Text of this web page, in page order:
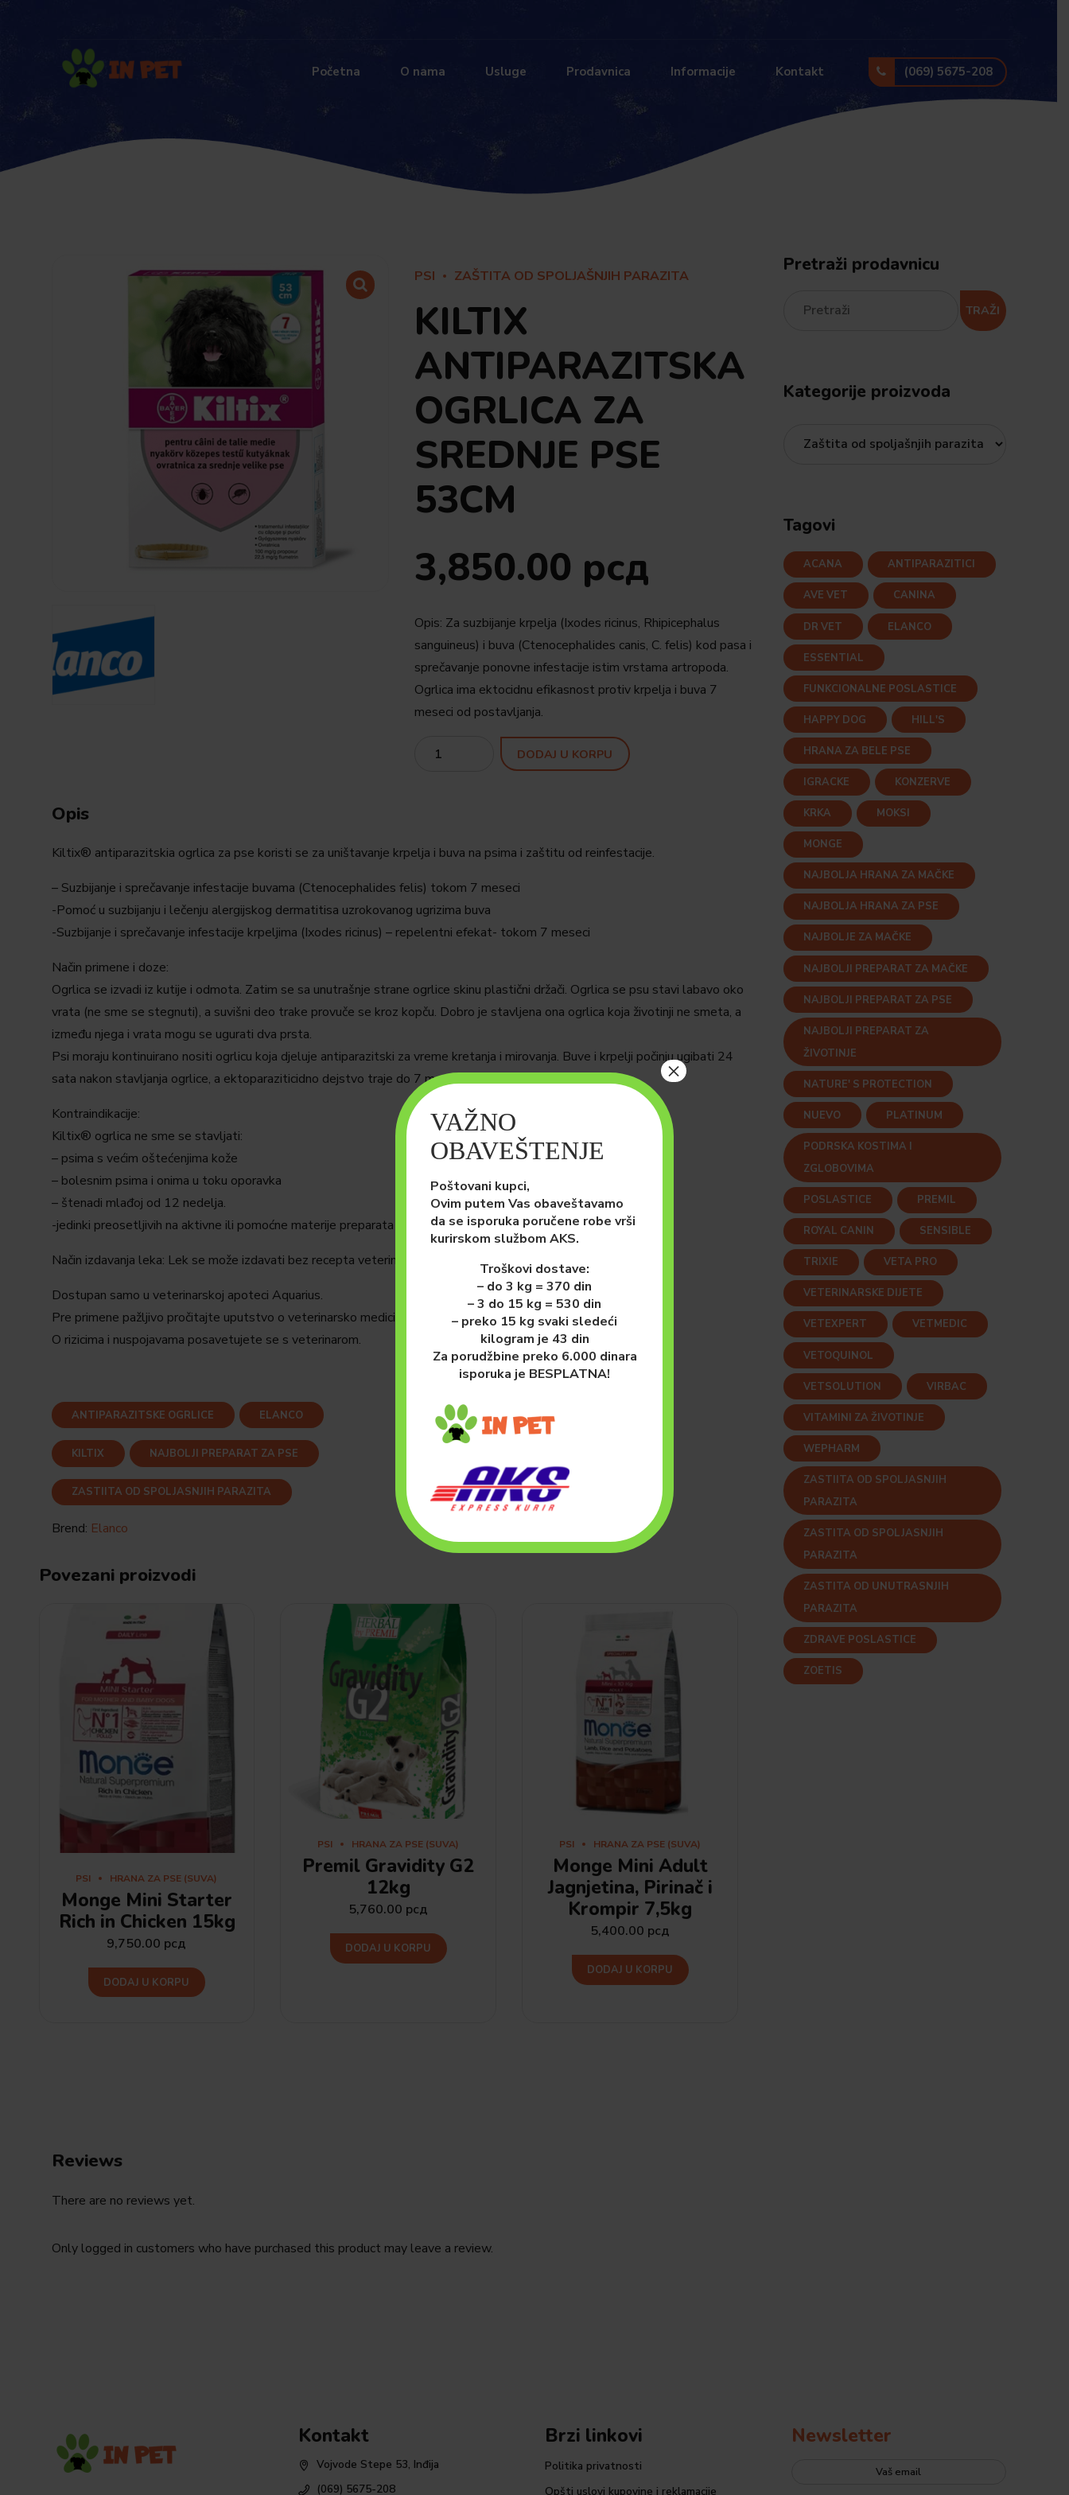
(069) 5675-208
Početna O nama Usluge Prodavnica Informacije Kontakt
PSI ZAŠTITA OD SPOLJAŠNJIH PARAZITA
KILTIX
ANTIPARAZITSKA
OGRLICA ZA
SREDNJE PSE
53CM
3,850.00 рсд
Opis: Za suzbijanje krpelja (Ixodes ricinus, Rhipicephalus
sanguineus) i buva (Ctenocephalides canis, C. felis) kod pasa i
sprečavanje ponovne infestacije istim vrstama artropoda.
Ogrlica ima ektocidnu efikasnost protiv krpelja i buva 7
meseci od postavljanja.
Quantity
DODAJ U KORPU
Opis
Kiltix® antiparazitskia ogrlica za pse koristi se za uništavanje krpelja i buva na psima i zaštitu od reinfestacije.
– Suzbijanje i sprečavanje infestacije buvama (Ctenocephalides felis) tokom 7 meseci
-Pomoć u suzbijanju i lečenju alergijskog dermatitisa uzrokovanog ugrizima buva
-Suzbijanje i sprečavanje infestacije krpeljima (Ixodes ricinus) – repelentni efekat- tokom 7 meseci
Način primene i doze:
Ogrlica se izvadi iz kutije i odmota. Zatim se sa unutrašnje strane ogrlice skinu plastični držači. Ogrlica se psu stavi labavo oko
vrata (ne sme se stegnuti), a suvišni deo trake provuče se kroz kopču. Dobro je stavljena ona ogrlica koja životinji ne smeta, a
između njega i vrata mogu se ugurati dva prsta.
Psi moraju kontinuirano nositi ogrlicu koja djeluje antiparazitski za vreme kretanja i mirovanja. Buve i krpelji počinju ugibati 24
sata nakon stavljanja ogrlice, a ektoparaziticidno dejstvo traje do 7 meseci.
Kontraindikacije:
Kiltix® ogrlica ne sme se stavljati:
– psima s većim oštećenjima kože
– bolesnim psima i onima u toku oporavka
– štenadi mlađoj od 12 nedelja.
-jedinki preosetljivih na aktivne ili pomoćne materije preparata
Način izdavanja leka: Lek se može izdavati bez recepta veterinara.
Dostupan samo u veterinarskoj apoteci Aquarius.
Pre primene pažljivo pročitajte uputstvo o veterinarsko medicinskom proizvodu.
O rizicima i nuspojavama posavetujete se s veterinarom.
ANTIPARAZITSKE OGRLICE ELANCO
KILTIX NAJBOLJI PREPARAT ZA PSE
ZASTIITA OD SPOLJASNJIH PARAZITA
Brend: Elanco
Povezani proizvodi
PSI HRANA ZA PSE (SUVA)
Monge Mini Starter
Rich in Chicken 15kg
9,750.00 рсд
DODAJ U KORPU
PSI HRANA ZA PSE (SUVA)
Premil Gravidity G2
12kg
5,760.00 рсд
DODAJ U KORPU
PSI HRANA ZA PSE (SUVA)
Monge Mini Adult
Jagnjetina, Pirinač i
Krompir 7,5kg
5,400.00 рсд
DODAJ U KORPU
Reviews
There are no reviews yet.
Only logged in customers who have purchased this product may leave a review.
Pretraži prodavnicu
TRAŽI
Kategorije proizvoda
Tagovi
ACANA ANTIPARAZITICI
AVE VET CANINA
DR VET ELANCO
ESSENTIAL
FUNKCIONALNE POSLASTICE
HAPPY DOG HILL'S
HRANA ZA BELE PSE
IGRACKE KONZERVE
KRKA MOKSI
MONGE
NAJBOLJA HRANA ZA MAČKE
NAJBOLJA HRANA ZA PSE
NAJBOLJE ZA MAČKE
NAJBOLJI PREPARAT ZA MAČKE
NAJBOLJI PREPARAT ZA PSE
NAJBOLJI PREPARAT ZA
ŽIVOTINJE
NATURE' S PROTECTION
NUEVO PLATINUM
PODRSKA KOSTIMA I
ZGLOBOVIMA
POSLASTICE PREMIL
ROYAL CANIN SENSIBLE
TRIXIE VETA PRO
VETERINARSKE DIJETE
VETEXPERT VETMEDIC
VETOQUINOL
VETSOLUTION VIRBAC
VITAMINI ZA ŽIVOTINJE
WEPHARM
ZASTIITA OD SPOLJASNJIH
PARAZITA
ZASTITA OD SPOLJASNJIH
PARAZITA
ZASTITA OD UNUTRASNJIH
PARAZITA
ZDRAVE POSLASTICE
ZOETIS
Kontakt
Vojvode Stepe 53, Inđija
(069) 5675-208
Brzi linkovi
Politika privatnosti
Opšti uslovi kupovine i reklamacije
Newsletter
VAŽNO
OBAVEŠTENJE
Poštovani kupci,
Ovim putem Vas obaveštavamo
da se isporuka poručene robe vrši
kurirskom službom AKS.
Troškovi dostave:
– do 3 kg = 370 din
– 3 do 15 kg = 530 din
– preko 15 kg svaki sledeći
kilogram je 43 din
Za porudžbine preko 6.000 dinara
isporuka je BESPLATNA!
×